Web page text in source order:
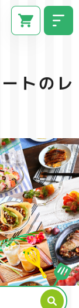
CM
製
トのレ